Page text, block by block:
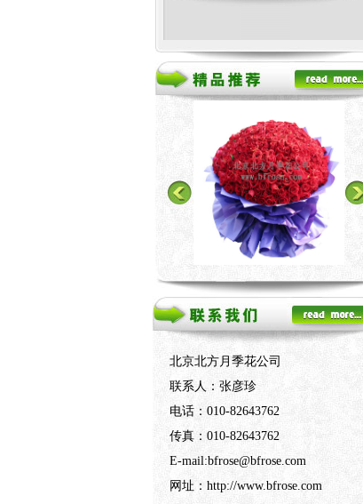
北京北方月季花公司
联系人：张彦珍
电话：010-82643762
传真：010-82643762
E-mail:bfrose@bfrose.com
网址：http://www.bfrose.com